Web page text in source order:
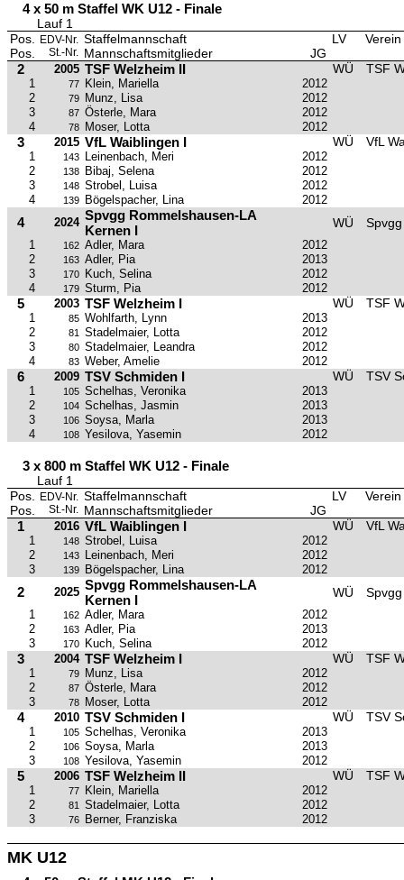
4 x 50 m Staffel WK U12 - Finale
Lauf 1
Pos.
Pos.
EDV-Nr.
St.-Nr.
Staffelmannschaft
Mannschaftsmitglieder
JG
LV Verein
2 2005 TSF Welzheim II WÜ TSF
1 77 Klein, Mariella
2012
2
79 Munz, Lisa
2012
3
87 Österle, Mara
2012
4
78 Moser, Lotta 2012
3 2015 VfL Waiblingen I WÜ VfL
1 143 Leinenbach, Meri
2012
2
138 Bibaj, Selena
2012
3
148 Strobel, Luisa
2012
4
139 Bögelspacher, Lina 2012
4 2024 Spvgg Rommelshausen-LA
Kernen I
WÜ
1 162 Adler, Mara
2012
2
163 Adler, Pia
2013
3
170 Kuch, Selina
2012
4
179 Sturm, Pia 2012
5 2003 TSF Welzheim I WÜ TSF
1 85 Wohlfarth, Lynn
2013
2
81 Stadelmaier, Lotta
2012
3
80 Stadelmaier, Leandra
2012
4
83 Weber, Amelie 2012
6 2009 TSV Schmiden I WÜ TSV
1 105 Schelhas, Veronika
2013
2
104 Schelhas, Jasmin
2013
3
106 Soysa, Marla
2013
4
108 Yesilova, Yasemin 2012
3 x 800 m Staffel WK U12 - Finale
Lauf 1
Pos.
Pos.
EDV-Nr.
St.-Nr.
Staffelmannschaft
Mannschaftsmitglieder
JG
LV Verein
1 2016 VfL Waiblingen I WÜ VfL
1 148 Strobel, Luisa
2012
2
143 Leinenbach, Meri
2012
3
139 Bögelspacher, Lina 2012
2 2025 Spvgg Rommelshausen-LA
Kernen I
WÜ
1 162 Adler, Mara
2012
2
163 Adler, Pia
2013
3
170 Kuch, Selina 2012
3 2004 TSF Welzheim I WÜ TSF
1 79 Munz, Lisa
2012
2
87 Österle, Mara
2012
3
78 Moser, Lotta 2012
4 2010 TSV Schmiden I WÜ TSV
1 105 Schelhas, Veronika
2013
2
106 Soysa, Marla
2013
3
108 Yesilova, Yasemin 2012
5 2006 TSF Welzheim II WÜ TSF
1 77 Klein, Mariella
2012
2
81 Stadelmaier, Lotta
2012
3
76 Berner, Franziska 2012
MK U12